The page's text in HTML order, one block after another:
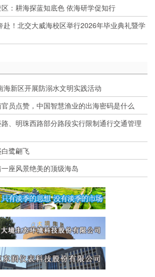
：耕海探蓝知底色 依海研学促知行
赴！北交大威海校区举行2026年毕业典礼暨学
海新区开展防溺水文明实践活动
员点赞，中国智慧渔业的出海密码是什么
、明珠西路部分路段实行限制通行交通管理
鹭翩飞
座风景绝美的顶级海岛